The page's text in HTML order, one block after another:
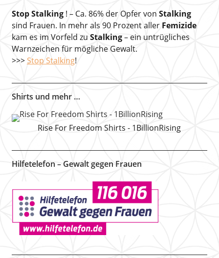
Stop Stalking! – Ca. 86% der Opfer von Stalking
sind Frauen. In mehr als 90 Prozent aller Femizide
kam es im Vorfeld zu Stalking– ein untrügliches
Warnzeichen für mögliche Gewalt.
>>> Stop Stalking!
Shirts und mehr …
Rise For Freedom Shirts - 1BillionRising
Hilfetelefon – Gewalt gegen Frauen